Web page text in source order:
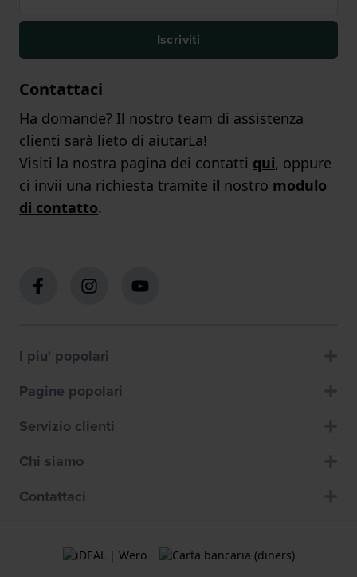
Iscriviti
Contattaci
Ha domande? Il nostro team di assistenza
clienti sarà lieto di aiutarLa!
Visiti la nostra pagina dei contatti qui, oppure
ci invii una richiesta tramite il nostro modulo
di contatto.
I piu' popolari
Pagine popolari
Servizio clienti
Chi siamo
Contattaci